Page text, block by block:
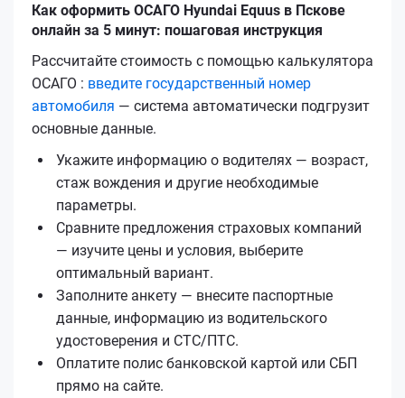
Как оформить ОСАГО Hyundai Equus в Пскове
онлайн за 5 минут: пошаговая инструкция
Рассчитайте стоимость с помощью калькулятора
ОСАГО : введите государственный номер
автомобиля — система автоматически подгрузит
основные данные.
Укажите информацию о водителях — возраст,
стаж вождения и другие необходимые
параметры.
Сравните предложения страховых компаний
— изучите цены и условия, выберите
оптимальный вариант.
Заполните анкету — внесите паспортные
данные, информацию из водительского
удостоверения и СТС/ПТС.
Оплатите полис банковской картой или СБП
прямо на сайте.